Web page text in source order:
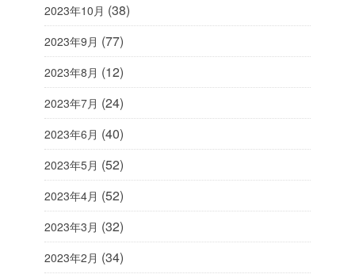
2023年10月 (38)
2023年9月 (77)
2023年8月 (12)
2023年7月 (24)
2023年6月 (40)
2023年5月 (52)
2023年4月 (52)
2023年3月 (32)
2023年2月 (34)